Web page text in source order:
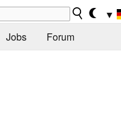
▼
Jobs Forum